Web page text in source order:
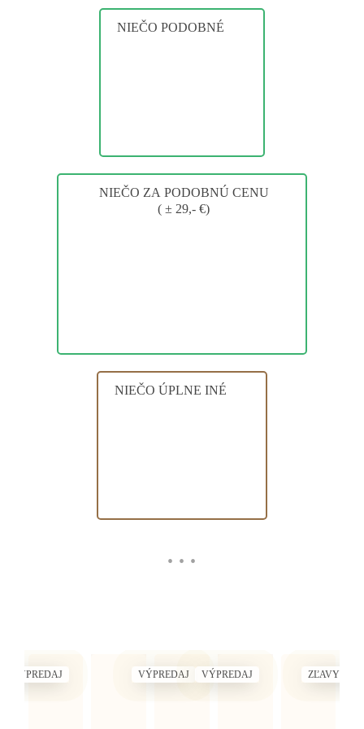
NIEČO PODOBNÉ
( ± 29,- €)
NIEČO ÚPLNE INÉ
• • •
VÝPREDAJ VÝPREDAJ VÝPREDAJ ZĽAVY DO